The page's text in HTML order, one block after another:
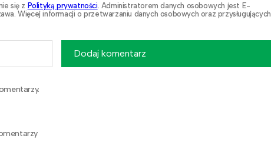
się z Polityką prywatności . Administratorem danych osobowych jest E-
Więcej informacji o przetwarzaniu danych osobowych oraz przysługujących
Dodaj komentarz